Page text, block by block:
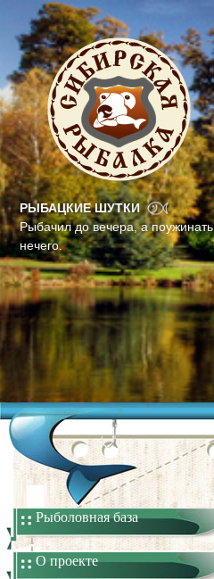
РЫБАЦКИЕ ШУТКИ
Рыбачил до вечера, а поужинать
нечего.
Рыболовная база
О проекте